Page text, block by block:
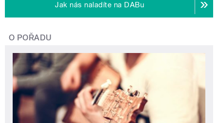
Jak nás naladíte na DABu
O POŘADU